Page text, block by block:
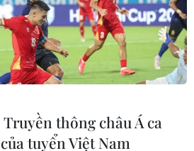
triển của Cộng đồng ASEAN.
Truyền thông châu Á ca
tuyển Việt Nam